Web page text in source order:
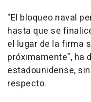
"El bloqueo naval
hasta que se
el lugar de la firma
próximamente", ha
estadounidense,
respecto.